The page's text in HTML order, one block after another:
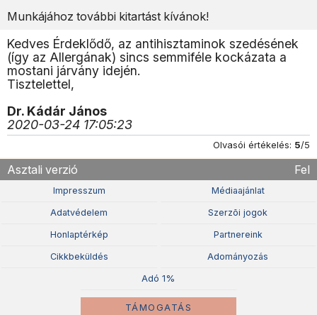
Munkájához további kitartást kívánok!
Kedves Érdeklődő, az antihisztaminok szedésének
(így az Allergának) sincs semmiféle kockázata a
mostani járvány idején.
Tisztelettel,
Dr. Kádár János
2020-03-24 17:05:23
Olvasói értékelés: 5/5
Asztali verzió Fel
Impresszum Médiaajánlat
Adatvédelem Szerzõi jogok
Honlaptérkép Partnereink
Cikkbeküldés Adományozás
Adó 1%
TÁMOGATÁS